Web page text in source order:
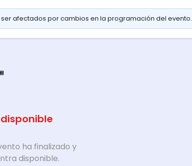
afectados por cambios en la programación del evento.
ha finalizado y
disponible.